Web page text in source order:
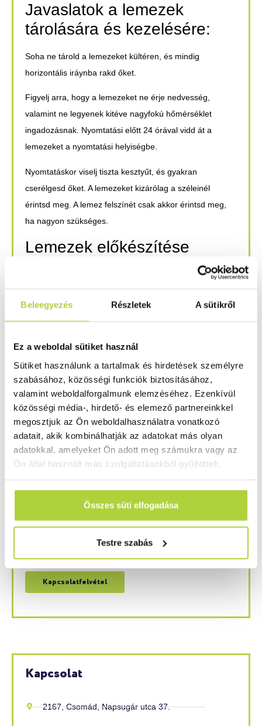
Beleegyezés Részletek A sütikről
Ez a weboldal sütiket használ
Sütiket használunk a tartalmak és hirdetések személyre
szabásához, közösségi funkciók biztosításához,
valamint weboldalforgalmunk elemzéséhez. Ezenkívül
közösségi média-, hirdető- és elemező partnereinkkel
megosztjuk az Ön weboldalhasználatra vonatkozó
adatait, akik kombinálhatják az adatokat más olyan
adatokkal, amelyeket Ön adott meg számukra vagy az
Ön által használt más szolgáltatásokból gyűjtöttek.
Összes süti elfogadása
Testre szabás
Javaslatok a lemezek
tárolására és kezelésére:
Soha ne tárold a lemezeket kültéren, és mindig
horizontális iráynba rakd őket.
Figyelj arra, hogy a lemezeket ne érje nedvesség,
valamint ne legyenek kitéve nagyfokú hőmérséklet
ingadozásnak. Nyomtatási előtt 24 órával vidd át a
lemezeket a nyomtatási helyiségbe.
Nyomtatáskor viselj tiszta kesztyűt, és gyakran
cserélgesd őket. A lemezeket kizárólag a széleinél
érintsd meg. A lemez felszínét csak akkor érintsd meg,
ha nagyon szükséges.
Lemezek előkészítése
semmilyen folyadék (még tisztítószer sem) kerüljön a
lemez felszínére.
Szeretnél még többet megtudni a Forex-ről? Akkor vedd
fel velünk akapcsolatot!
ELŐZŐ CIKK
Forex lemezek festése
Ha kérdése van műanyag reklámipari termékeink,
szolgáltatásainkkal kapcsolatban, akkor forduljon
hozzánk bizalommal. Szakértő kollégáink a lehető
Kapcsolatfelvétel
Kapcsolat
2167, Csomád, Napsugár utca 37.